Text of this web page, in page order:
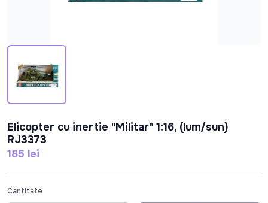
Elicopter cu inertie "Militar" 1:16, (lum/sun)
RJ3373
185 lei
Cantitate